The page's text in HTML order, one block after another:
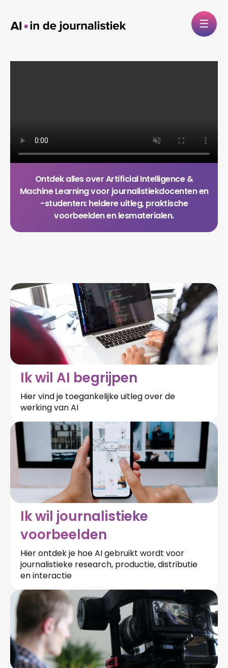
Ontdek alles over Artificial Intelligence &
Machine Learning voor journalistiekdocenten en
-studenten: heldere uitleg, praktische
voorbeelden en lesmaterialen.
Ik wil AI begrijpen
Hier vind je toegankelijke uitleg over de
werking van AI
Ik wil journalistieke
voorbeelden
Hier ontdek je hoe AI gebruikt wordt voor
journalistieke research, productie, distributie
en interactie